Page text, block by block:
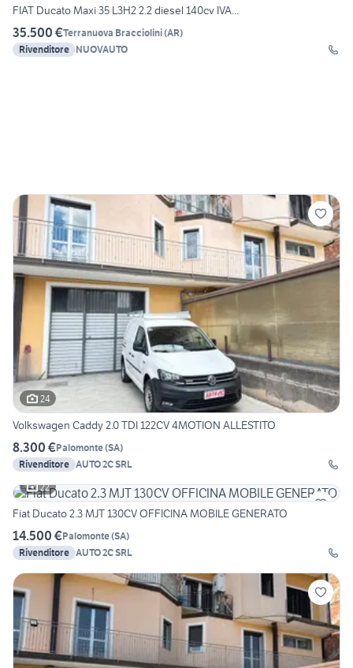
FIAT Ducato Maxi 35 L3H2 2.2 diesel 140cv IVA...
35.500 €Terranuova Bracciolini(AR)
Rivenditore NUOVAUTO
24
Volkswagen Caddy 2.0 TDI 122CV 4MOTION ALLESTITO
8.300 €Palomonte(SA)
Rivenditore AUTO 2C SRL
22
Fiat Ducato 2.3 MJT 130CV OFFICINA MOBILE GENERATO
14.500 €Palomonte(SA)
Rivenditore AUTO 2C SRL